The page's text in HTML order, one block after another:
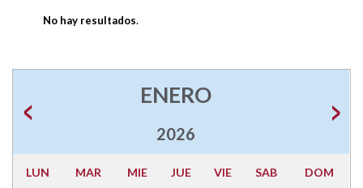
No hay resultados.
ENERO
2026
LUN MAR MIE JUE VIE SAB DOM